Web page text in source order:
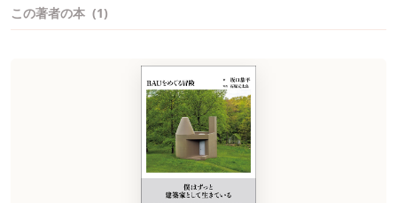
この著者の本 (1)